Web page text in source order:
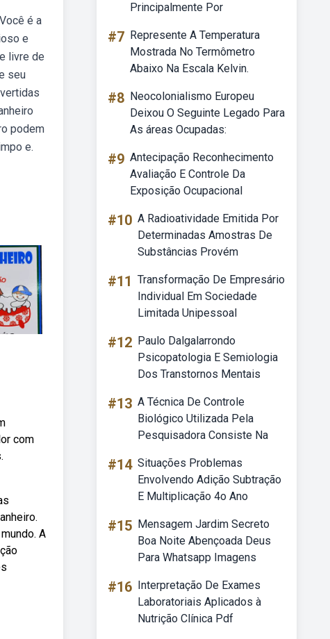
é a
e
livre de
seu
podem
e.
com
A
Principalmente Por
#7 Represente A Temperatura
Mostrada No Termômetro
Abaixo Na Escala Kelvin.
#8 Neocolonialismo Europeu
Deixou O Seguinte Legado Para
As áreas Ocupadas:
#9 Antecipação Reconhecimento
Avaliação E Controle Da
Exposição Ocupacional
#10 A Radioatividade Emitida Por
Determinadas Amostras De
Substâncias Provém
#11 Transformação De Empresário
Individual Em Sociedade
Limitada Unipessoal
#12 Paulo Dalgalarrondo
Psicopatologia E Semiologia
Dos Transtornos Mentais
#13 A Técnica De Controle
Biológico Utilizada Pela
Pesquisadora Consiste Na
#14 Situações Problemas
Envolvendo Adição Subtração
E Multiplicação 4o Ano
#15 Mensagem Jardim Secreto
Boa Noite Abençoada Deus
Para Whatsapp Imagens
#16 Interpretação De Exames
Laboratoriais Aplicados à
Nutrição Clínica Pdf